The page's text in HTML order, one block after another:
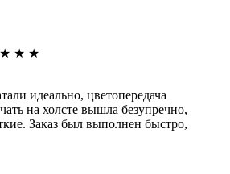
★ ★ ★
идеально, цветопередача
на холсте вышла безупречно,
Заказ был выполнен быстро,